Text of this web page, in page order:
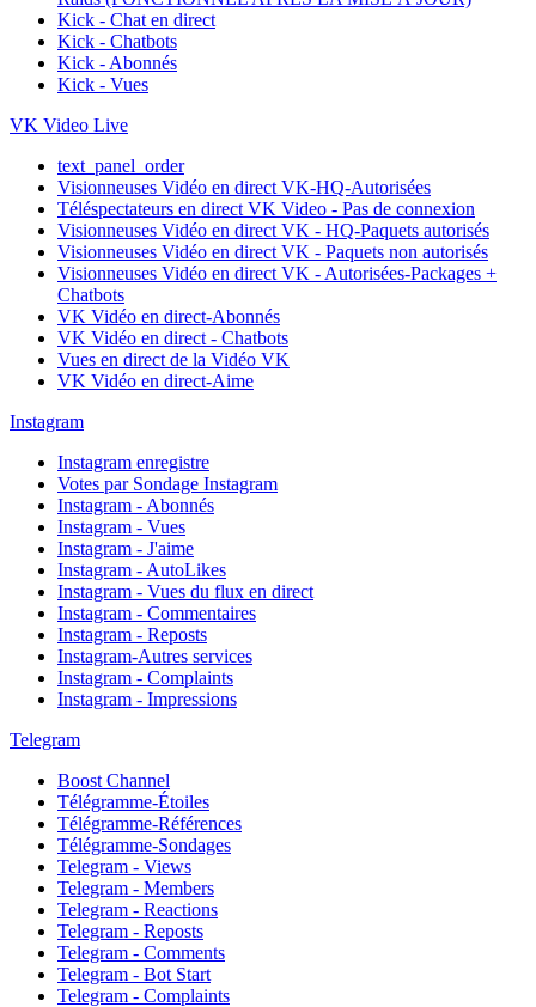
Kick - Chat en direct
Kick - Chatbots
Kick - Abonnés
Kick - Vues
VK Video Live
text_panel_order
Visionneuses Vidéo en direct VK-HQ-Autorisées
Téléspectateurs en direct VK Video - Pas de connexion
Visionneuses Vidéo en direct VK - HQ-Paquets autorisés
Visionneuses Vidéo en direct VK - Paquets non autorisés
Visionneuses Vidéo en direct VK - Autorisées-Packages +
Chatbots
VK Vidéo en direct-Abonnés
VK Vidéo en direct - Chatbots
Vues en direct de la Vidéo VK
VK Vidéo en direct-Aime
Instagram
Instagram enregistre
Votes par Sondage Instagram
Instagram - Abonnés
Instagram - Vues
Instagram - J'aime
Instagram - AutoLikes
Instagram - Vues du flux en direct
Instagram - Commentaires
Instagram - Reposts
Instagram-Autres services
Instagram - Complaints
Instagram - Impressions
Telegram
Boost Channel
Télégramme-Étoiles
Télégramme-Références
Télégramme-Sondages
Telegram - Views
Telegram - Members
Telegram - Reactions
Telegram - Reposts
Telegram - Comments
Telegram - Bot Start
Telegram - Complaints